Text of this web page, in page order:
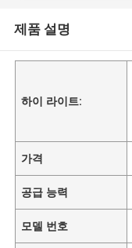
제품 설명
하이 라이트:
가격
공급 능력
모델 번호